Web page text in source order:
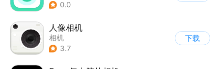
0.0
人像相机
相机
3.7
下载